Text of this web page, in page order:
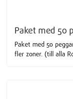
Paket med 50
Paket med 50
fler zoner. (till alla